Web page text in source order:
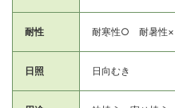
耐性 耐寒性○ 耐暑性×
日照 日向むき